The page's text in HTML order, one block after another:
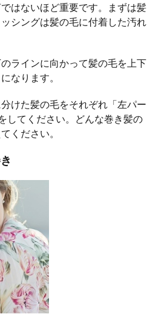
はないほど重要です。まずは髪
シングは髪の毛に付着した汚れ
ラインに向かって髪の毛を上下
なります。
けた髪の毛をそれぞれ「左パー
してください。どんな巻き髪の
ください。